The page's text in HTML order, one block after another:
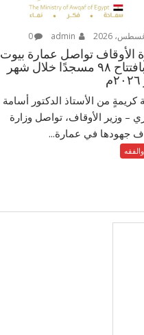
0
الأوقاف تواصل عمارة بيوت
الله بافتتاح ٩٨ مسجدًا خلال شهر
كريمةٍ من الأستاذ الدكتور أسامة
– وزير الأوقاف، تواصل وزارة
جهودها في عمارة...